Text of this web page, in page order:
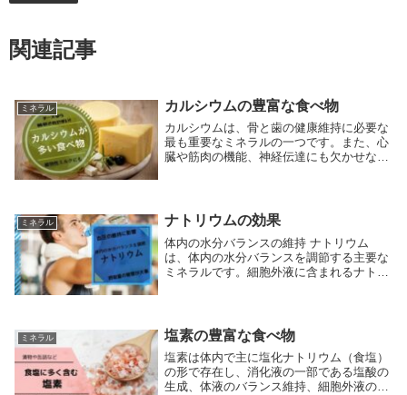
関連記事
ミネラル カルシウムの豊富な食べ物
カルシウムは、骨と歯の健康維持に必要な
最も重要なミネラルの一つです。また、心
臓や筋肉の機能、神経伝達にも欠かせない
が推奨されま...
ミネラル ナトリウムの効果
体内の水分バランスの維持 ナトリウム
は、体内の水分バランスを調節する主要な
ミネラルです。細胞外液に含まれるナトリ
するために必要...
ミネラル 塩素の豊富な食べ物
塩素は体内で主に塩化ナトリウム（食塩）
の形で存在し、消化液の一部である塩酸の
生成、体液のバランス維持、細胞外液のpH